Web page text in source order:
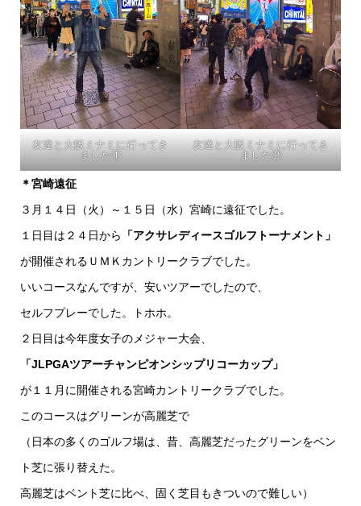
友達と大阪ミナミに行ってき
ました①
友達と大阪ミナミに行ってき
ました②
＊宮崎遠征
３月１４日（火）～１５日（水）宮崎に遠征でした。
１日目は２４日から
「アクサレディースゴルフトーナメント」
が開催されるＵＭＫカントリークラブでした。
いいコースなんですが、安いツアーでしたので、
セルフプレーでした。トホホ。
２日目は今年度女子のメジャー大会、
「JLPGAツアーチャンピオンシップリコーカップ」
が１１月に開催される宮崎カントリークラブでした。
このコースはグリーンが高麗芝で
（日本の多くのゴルフ場は、昔、高麗芝だったグリーンをベン
ト芝に張り替えた。
高麗芝はベント芝に比べ、固く芝目もきついので難しい）